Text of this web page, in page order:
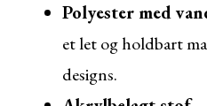
Polyester med
et let og holdbart
designs.